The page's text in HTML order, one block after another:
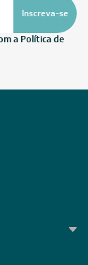
Inscreva-se
a Política de